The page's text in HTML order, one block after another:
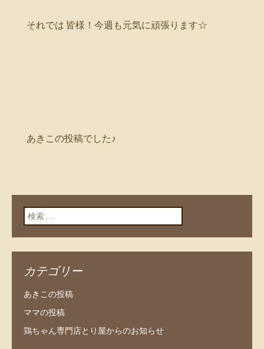
それでは 皆様！今週も元気に頑張ります☆
あきこの投稿でした♪
検索:
カテゴリー
あきこの投稿
ママの投稿
鶏ちゃん専門店とり屋からのお知らせ